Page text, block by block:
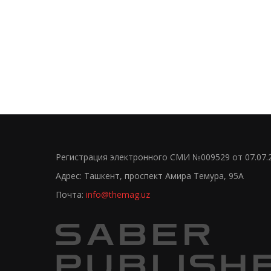
Регистрация электронного СМИ №009529 от
Адрес: Ташкент, проспект Амира Темура, 95А
Почта: info@themag.uz